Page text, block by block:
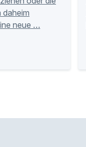
daheim
neue …